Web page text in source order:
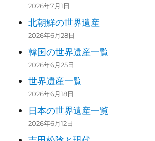
2026年7月1日
北朝鮮の世界遺産
2026年6月28日
韓国の世界遺産一覧
2026年6月25日
世界遺産一覧
2026年6月18日
日本の世界遺産一覧
2026年6月12日